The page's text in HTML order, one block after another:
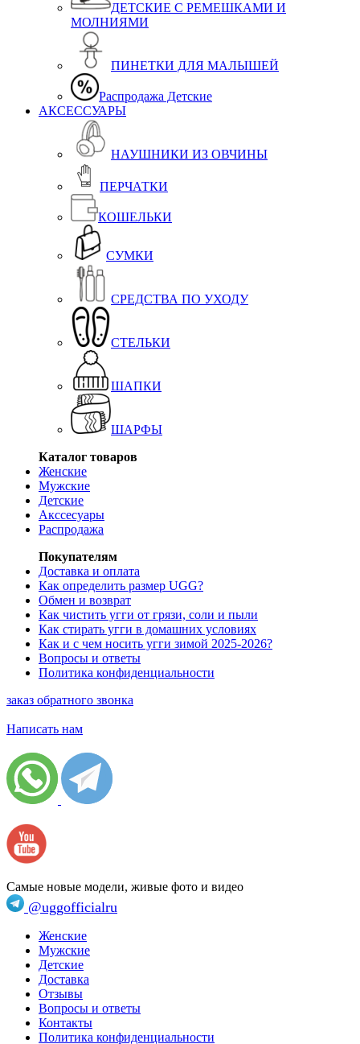
ДЕТСКИЕ С РЕМЕШКАМИ И
МОЛНИЯМИ
ПИНЕТКИ ДЛЯ МАЛЫШЕЙ
Распродажа Детские
АКСЕССУАРЫ
НАУШНИКИ ИЗ ОВЧИНЫ
ПЕРЧАТКИ
КОШЕЛЬКИ
СУМКИ
СРЕДСТВА ПО УХОДУ
СТЕЛЬКИ
ШАПКИ
ШАРФЫ
Каталог товаров
Женские
Мужские
Детские
Акссесуары
Распродажа
Покупателям
Доставка и оплата
Как определить размер UGG?
Обмен и возврат
Как чистить угги от грязи, соли и пыли
Как стирать угги в домашних условиях
Как и с чем носить угги зимой 2025-2026?
Вопросы и ответы
Политика конфиденциальности
заказ обратного звонка
Написать нам
Самые новые модели, живые фото и видео
@uggofficialru
Женские
Мужские
Детские
Доставка
Отзывы
Вопросы и ответы
Контакты
Политика конфиденциальности